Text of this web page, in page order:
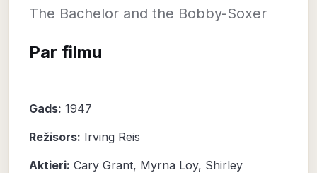
The Bachelor and the Bobby-Soxer
Par filmu
Gads: 1947
Režisors: Irving Reis
Aktieri: Cary Grant, Myrna Loy, Shirley